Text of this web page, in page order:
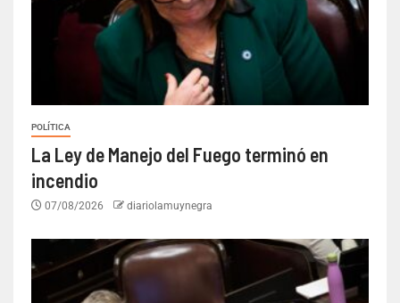
POLÍTICA
La Ley de Manejo del Fuego terminó en
incendio
07/08/2026 diariolamuynegra